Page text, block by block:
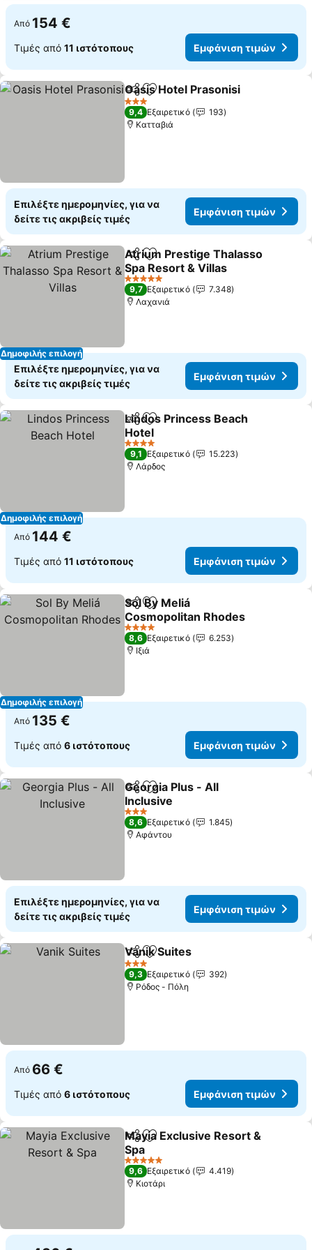
Από 154 €
Τιμές από 11 ιστότοπους Εμφάνιση τιμών
Κοινοποίηση
Προσθήκη στα αγαπημένα
Oasis Hotel Prasonisi
3 Αστέρια
9,4 Εξαιρετικό
193
Κατταβιά
Επιλέξτε ημερομηνίες, για να
δείτε τις ακριβείς τιμές
Εμφάνιση τιμών
Δημοφιλής επιλογή
Κοινοποίηση
Προσθήκη στα αγαπημένα
Atrium Prestige Thalasso
Spa Resort & Villas
Εμφάνιση τιμών
5 Αστέρια
9,7 Εξαιρετικό
7.348
Λαχανιά
Επιλέξτε ημερομηνίες, για να
δείτε τις ακριβείς τιμές
Εμφάνιση τιμών
Δημοφιλής επιλογή
Κοινοποίηση
Προσθήκη στα αγαπημένα
Lindos Princess Beach
Hotel
Εμφάνιση τιμών
4 Αστέρια
9,1 Εξαιρετικό
15.223
Λάρδος
Από 144 €
Τιμές από 11 ιστότοπους Εμφάνιση τιμών
Δημοφιλής επιλογή
Κοινοποίηση
Προσθήκη στα αγαπημένα
Sol By Meliá
Cosmopolitan Rhodes
Εμφάνιση τιμών
4 Αστέρια
8,6 Εξαιρετικό
6.253
Ιξιά
Από 135 €
Τιμές από 6 ιστότοπους Εμφάνιση τιμών
Κοινοποίηση
Προσθήκη στα αγαπημένα
Georgia Plus - All
Inclusive
Εμφάνιση τιμών
3 Αστέρια
8,6 Εξαιρετικό
1.845
Αφάντου
Επιλέξτε ημερομηνίες, για να
δείτε τις ακριβείς τιμές
Εμφάνιση τιμών
Κοινοποίηση
Προσθήκη στα αγαπημένα
Vanik Suites
3 Αστέρια
9,3 Εξαιρετικό
392
Ρόδος - Πόλη
Από 66 €
Τιμές από 6 ιστότοπους Εμφάνιση τιμών
Κοινοποίηση
Προσθήκη στα αγαπημένα
Mayia Exclusive Resort &
Spa
Εμφάνιση τιμών
5 Αστέρια
9,6 Εξαιρετικό
4.419
Κιοτάρι